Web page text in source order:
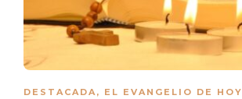
DESTACADA, EL EVANGELIO DE HOY